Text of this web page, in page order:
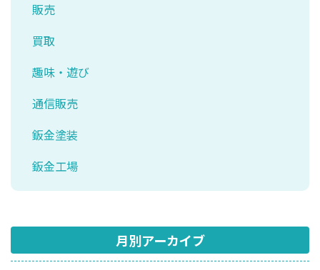
販売
買取
趣味・遊び
通信販売
鈑金塗装
鈑金工場
月別アーカイブ